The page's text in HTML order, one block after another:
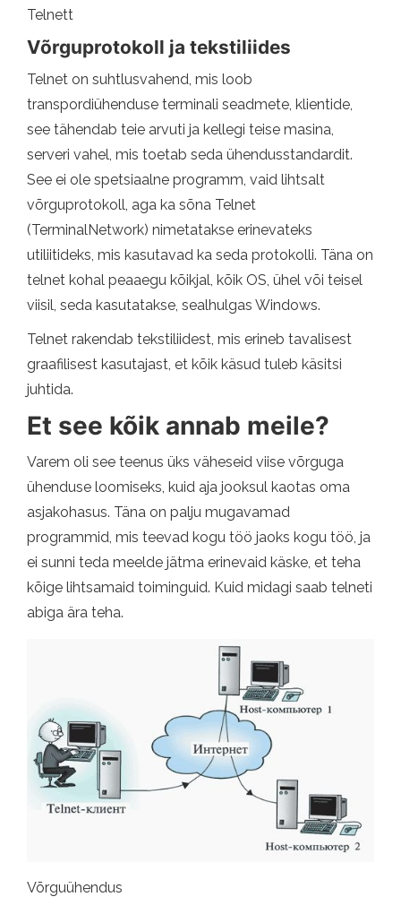
Telnett
Võrguprotokoll ja tekstiliides
Telnet on suhtlusvahend, mis loob
transpordiühenduse terminali seadmete, klientide,
see tähendab teie arvuti ja kellegi teise masina,
serveri vahel, mis toetab seda ühendusstandardit.
See ei ole spetsiaalne programm, vaid lihtsalt
võrguprotokoll, aga ka sõna Telnet
(TerminalNetwork) nimetatakse erinevateks
utiliitideks, mis kasutavad ka seda protokolli. Täna on
telnet kohal peaaegu kõikjal, kõik OS, ühel või teisel
viisil, seda kasutatakse, sealhulgas Windows.
Telnet rakendab tekstiliidest, mis erineb tavalisest
graafilisest kasutajast, et kõik käsud tuleb käsitsi
juhtida.
Et see kõik annab meile?
Varem oli see teenus üks väheseid viise võrguga
ühenduse loomiseks, kuid aja jooksul kaotas oma
asjakohasus. Täna on palju mugavamad
programmid, mis teevad kogu töö jaoks kogu töö, ja
ei sunni teda meelde jätma erinevaid käske, et teha
kõige lihtsamaid toiminguid. Kuid midagi saab telneti
abiga ära teha.
Võrguühendus